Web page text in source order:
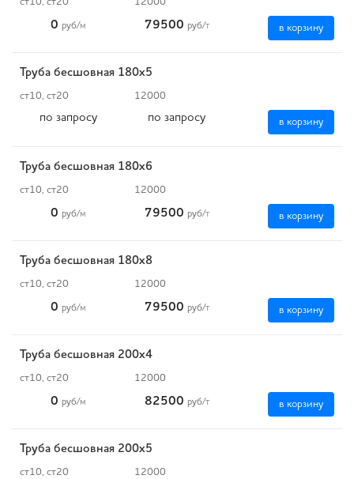
ст10, ст20 12000
0 руб/м 79500 руб/т в корзину
Труба бесшовная 180х5
ст10, ст20 12000
по запросу по запросу в корзину
Труба бесшовная 180х6
ст10, ст20 12000
0 руб/м 79500 руб/т в корзину
Труба бесшовная 180х8
ст10, ст20 12000
0 руб/м 79500 руб/т в корзину
Труба бесшовная 200х4
ст10, ст20 12000
0 руб/м 82500 руб/т в корзину
Труба бесшовная 200х5
ст10, ст20 12000